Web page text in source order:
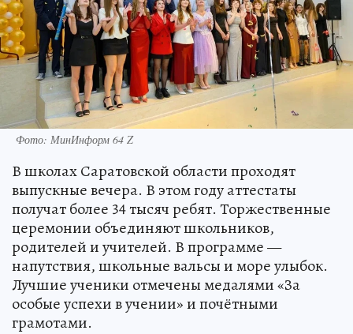
Фото: МинИнформ 64 Z
В школах Саратовской области проходят
выпускные вечера. В этом году аттестаты
получат более 34 тысяч ребят. Торжественные
церемонии объединяют школьников,
родителей и учителей. В программе —
напутствия, школьные вальсы и море улыбок.
Лучшие ученики отмечены медалями «За
особые успехи в учении» и почётными
грамотами.